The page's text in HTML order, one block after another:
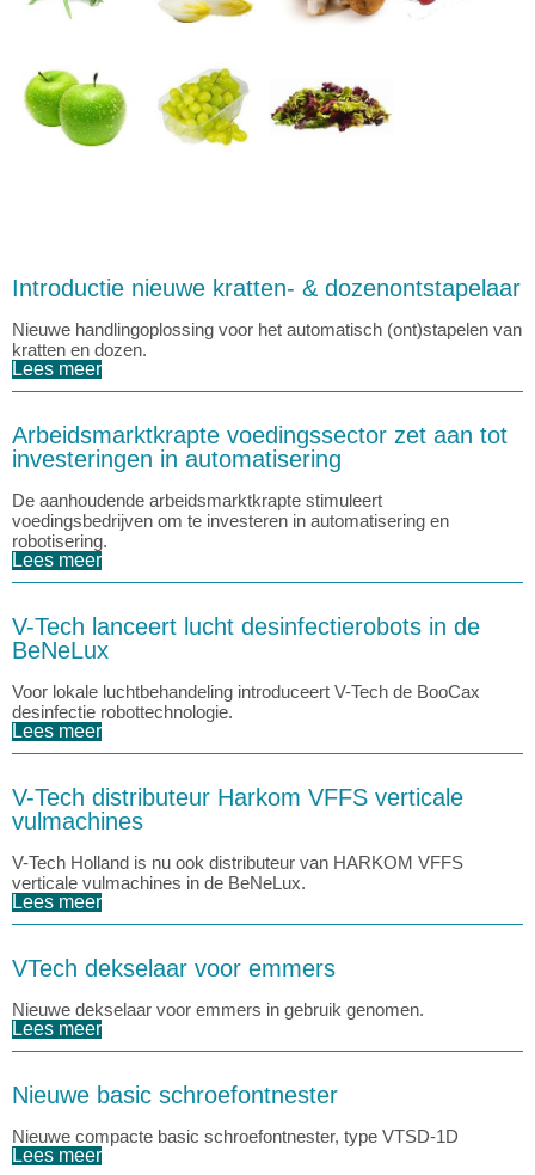
Introductie nieuwe kratten- & dozenontstapelaar
Nieuwe handlingoplossing voor het automatisch (ont)stapelen van
kratten en dozen.
Lees meer
Arbeidsmarktkrapte voedingssector zet aan tot
investeringen in automatisering
De aanhoudende arbeidsmarktkrapte stimuleert
voedingsbedrijven om te investeren in automatisering en
robotisering.
Lees meer
V-Tech lanceert lucht desinfectierobots in de
BeNeLux
Voor lokale luchtbehandeling introduceert V-Tech de BooCax
desinfectie robottechnologie.
Lees meer
V-Tech distributeur Harkom VFFS verticale
vulmachines
V-Tech Holland is nu ook distributeur van HARKOM VFFS
verticale vulmachines in de BeNeLux.
Lees meer
VTech dekselaar voor emmers
Nieuwe dekselaar voor emmers in gebruik genomen.
Lees meer
Nieuwe basic schroefontnester
Nieuwe compacte basic schroefontnester, type VTSD-1D
Lees meer